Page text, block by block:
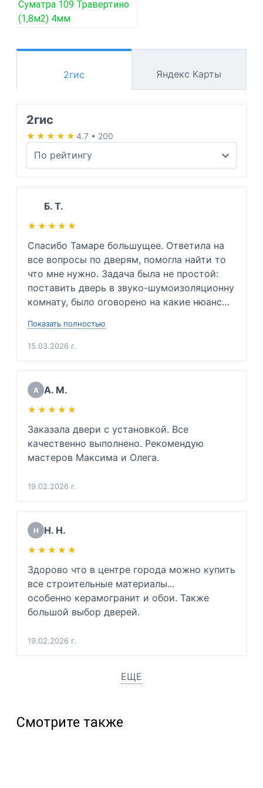
2гис Яндекс Карты
2гис
★★★★★
★★★★★ 4.7 • 200
Б. Т.
★★★★★
★★★★★
Спасибо Тамаре большущее. Ответила на
все вопросы по дверям, помогла найти то
что мне нужно. Задача была не простой:
поставить дверь в звуко-шумоизоляционну
комнату, было оговорено на какие нюансы
невозможно избежать. Так же подсказала
какую входную дверь нужно будет купить в
будущем, ибо мою дверь повело. Сразу
сказала приблизительную цену. Очень
вежлива и подкованный специалист своего
дела. Очень благодарен.
(Для инженеров: хорошо разбирается в
физике звуковой волны, напряжении
металлов и тех. процессе монтажа дверей
да и просто хороший человек)
Показать полностью
15.03.2026 г.
А А. М.
★★★★★
★★★★★
Заказала двери с установкой. Все
качественно выполнено. Рекомендую
мастеров Максима и Олега.
19.02.2026 г.
Н Н. Н.
★★★★★
★★★★★
Здорово что в центре города можно купить
все строительные материалы...
особенно керамогранит и обои. Также
большой выбор дверей.
19.02.2026 г.
ЕЩЕ
Смотрите также